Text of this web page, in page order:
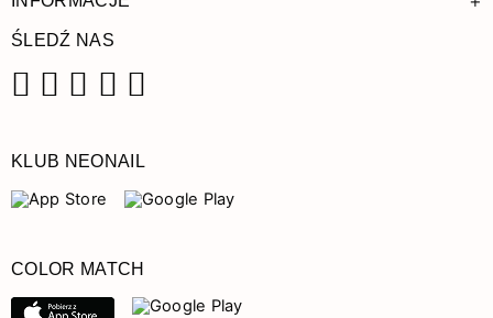
ŚLEDŹ NAS
KLUB NEONAIL
COLOR MATCH